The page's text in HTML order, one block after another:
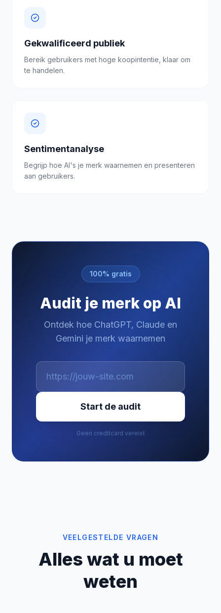
Gekwalificeerd publiek
Bereik gebruikers met hoge koopintentie, klaar om
te handelen.
Sentimentanalyse
Begrijp hoe AI's je merk waarnemen en presenteren
aan gebruikers.
100% gratis
Audit je merk op AI
Ontdek hoe ChatGPT, Claude en
Gemini je merk waarnemen
Start de audit
Geen creditcard vereist
VEELGESTELDE VRAGEN
Alles wat u moet
weten